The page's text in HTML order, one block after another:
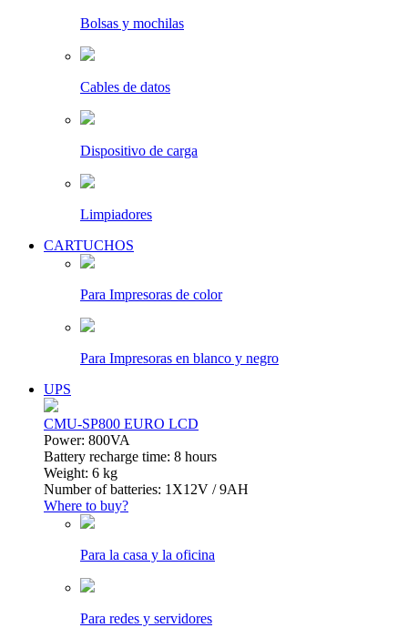
Bolsas y mochilas
Cables de datos
Dispositivo de carga
Limpiadores
CARTUCHOS
Para Impresoras de color
Para Impresoras en blanco y negro
UPS
CMU-SP800 EURO LCD
Power: 800VA
Battery recharge time: 8 hours
Weight: 6 kg
Number of batteries: 1Х12V / 9AH
Where to buy?
Para la casa y la oficina
Para redes y servidores